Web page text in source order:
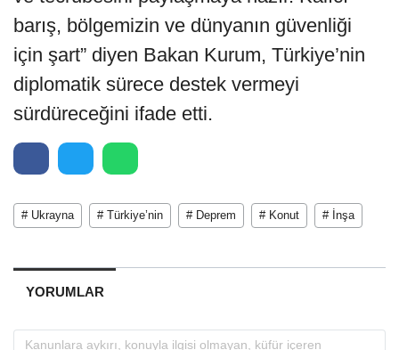
barış, bölgemizin ve dünyanın güvenliği
için şart” diyen Bakan Kurum, Türkiye’nin
diplomatik sürece destek vermeyi
sürdüreceğini ifade etti.
# Ukrayna # Türkiye’nin # Deprem # Konut # İnşa
YORUMLAR